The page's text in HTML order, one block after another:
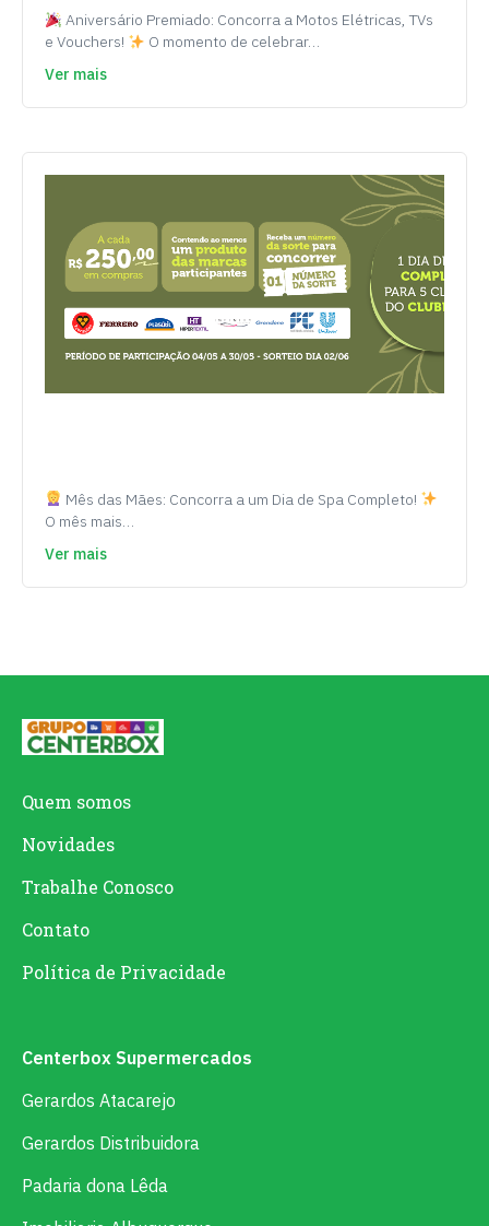
Aniversário Premiado: Concorra a Motos Elétricas, TVs
e Vouchers!
O momento de celebrar…
Ver mais
Mês das Mães: Concorra a um Dia de Spa Completo!
O mês mais…
Ver mais
Quem somos
Novidades
Trabalhe Conosco
Contato
Política de Privacidade
Centerbox Supermercados
Gerardos Atacarejo
Gerardos Distribuidora
Padaria dona Lêda